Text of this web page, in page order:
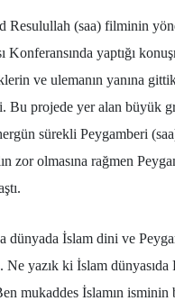
Resulullah (saa) filminin
Konferansında yaptığı
ve ulemanın yanına
Bu projede yer alan büyük
sürekli Peygamberi
zor olmasına rağmen
dünyada İslam dini ve
Ne yazık ki İslam
mukaddes İslamın isminin